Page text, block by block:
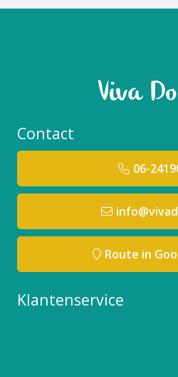
Contact
06-
Route in
Klantenservice